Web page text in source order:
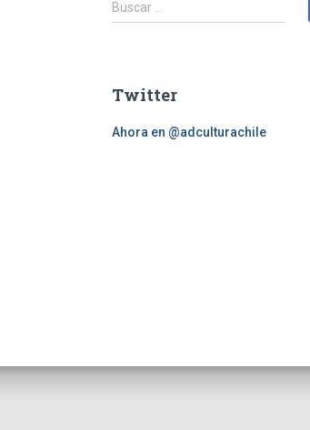
u
r
Buscar …
Twitter
Ahora en @adculturachile